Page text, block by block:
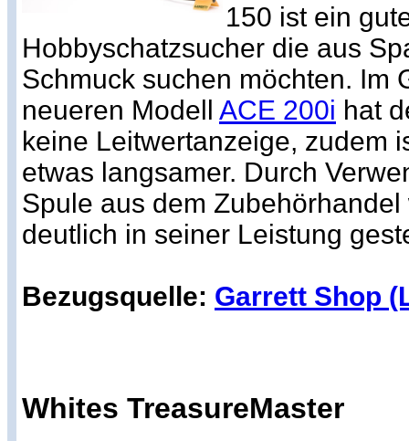
150 ist ein
Hobbyschatzsucher die aus
Schmuck suchen möchten. Im
neueren Modell ACE 200i hat
keine Leitwertanzeige, zudem
etwas langsamer. Durch
Spule aus dem
deutlich in seiner Leistung
Bezugsquelle: Garrett Shop
Whites TreasureMaster